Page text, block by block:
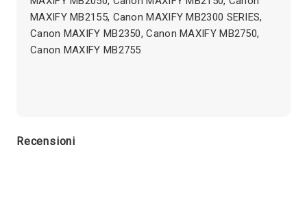
MAXIFY MB2155, Canon MAXIFY MB2300 SERIES,
Canon MAXIFY MB2350, Canon MAXIFY MB2750,
Canon MAXIFY MB2755
Recensioni